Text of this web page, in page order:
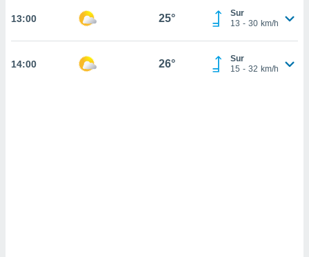
en
perfil
y
13:00 25°
Sur
13 - 30 km/h
14:00 26°
Sur
15 - 32 km/h